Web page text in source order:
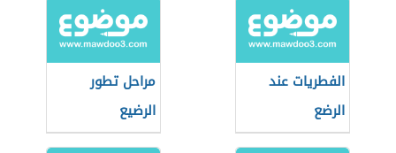
الفطريات عند
الرضع
مراحل تطور
الرضيع